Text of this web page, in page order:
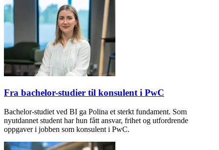
Fra bachelor-studier til konsulent i PwC
Bachelor-studiet ved BI ga Polina et sterkt fundament. Som
nyutdannet student har hun fått ansvar, frihet og utfordrende
oppgaver i jobben som konsulent i PwC.